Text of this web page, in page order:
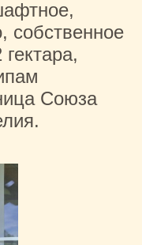
собственное
Союза